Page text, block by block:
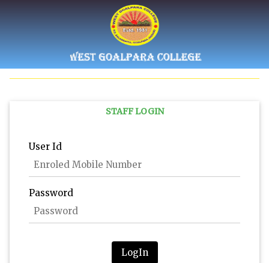
STAFF LOGIN
User Id
Password
LogIn